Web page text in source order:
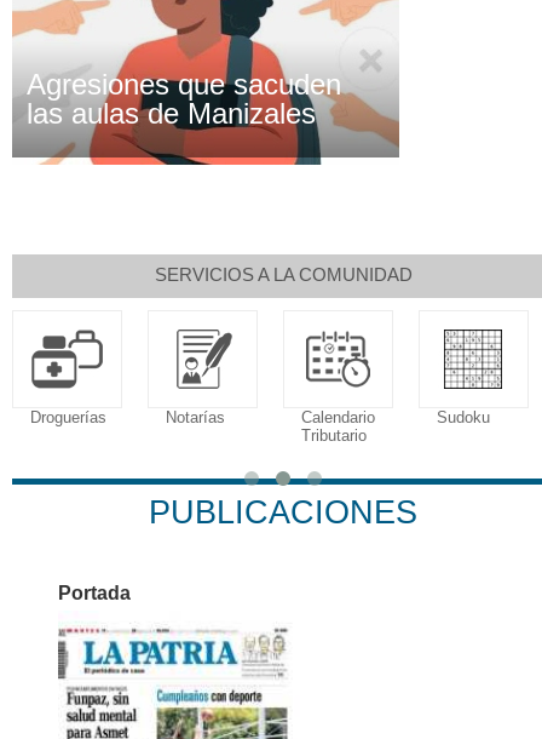
Agresiones que sacuden
las aulas de Manizales
SERVICIOS A LA COMUNIDAD
Droguerías Notarías
Calendario
Tributario
Sudoku
PUBLICACIONES
Portada